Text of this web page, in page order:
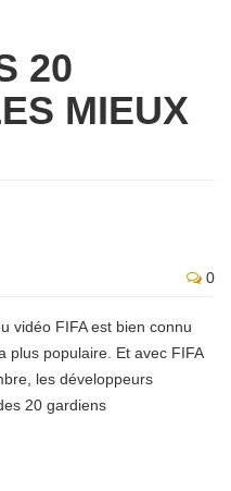
20
MIEUX
0
vidéo FIFA est bien connu
plus populaire. Et avec FIFA
les développeurs
20 gardiens